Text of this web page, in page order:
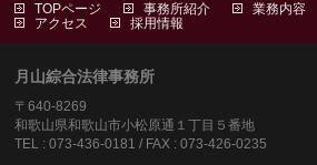
TOPページ 事務所紹介 業務内容
アクセス
採用情報
月山綜合法律事務所
〒640-8269
和歌山県和歌山市小松原通１丁目５番地
TEL : 073-436-0181 / FAX : 073-426-0235